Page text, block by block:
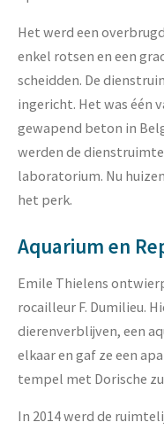
Het werd een
enkel rotsen en een
scheidden. De
ingericht. Het was één
gewapend beton in
werden de
laboratorium. Nu
het perk.
Aquarium en
Emile Thielens
rocailleur F. Dumilieu.
dierenverblijven, een
elkaar en gaf ze een
tempel met Dorische
In 2014 werd de